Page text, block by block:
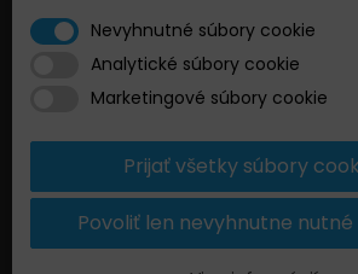
NAŠA PONUKA
Nové produkty
Najpredávanejšie
Kontaktujte nás
Mapa stránky
Nevyhnutné súbory cookie
Analytické súbory cookie
Marketingové súbory cookie
Prijať všetky súbory
Povoliť len nevyhnutne nutné